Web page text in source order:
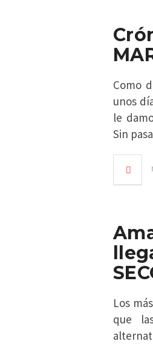
Como
unos
le
Sin
Los
que